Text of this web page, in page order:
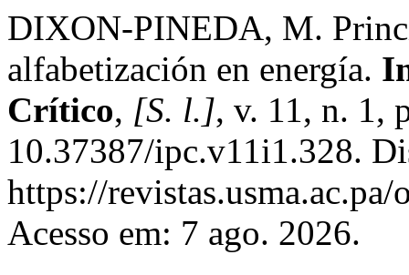
DIXON-PINEDA, M.
alfabetización en energía.
Crítico, [S. l.], v. 11, n. 1,
10.37387/ipc.v11i1.328.
https://
Acesso em: 7 ago. 2026.